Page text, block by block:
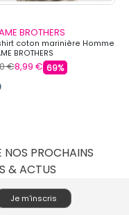
BROTHERS
coton marinière Homme
BROTHERS
€8,99 € 69%
NOS PROCHAINS
& ACTUS